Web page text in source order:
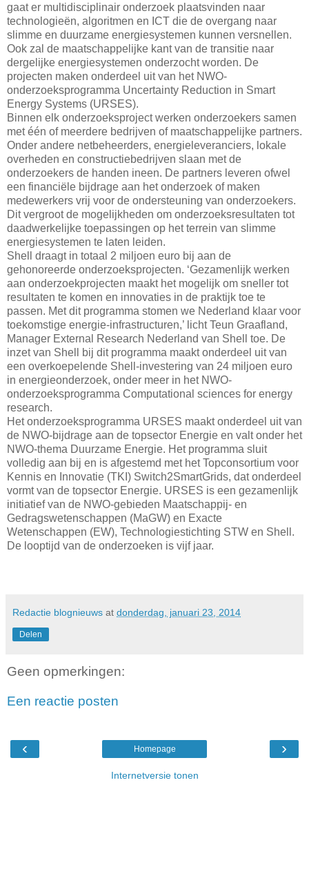
gaat er multidisciplinair onderzoek plaatsvinden naar
technologieën, algoritmen en ICT die de overgang naar
slimme en duurzame energiesystemen kunnen versnellen.
Ook zal de maatschappelijke kant van de transitie naar
dergelijke energiesystemen onderzocht worden. De
projecten maken onderdeel uit van het NWO-
onderzoeksprogramma Uncertainty Reduction in Smart
Energy Systems (URSES).
Binnen elk onderzoeksproject werken onderzoekers samen
met één of meerdere bedrijven of maatschappelijke partners.
Onder andere netbeheerders, energieleveranciers, lokale
overheden en constructiebedrijven slaan met de
onderzoekers de handen ineen. De partners leveren ofwel
een financiële bijdrage aan het onderzoek of maken
medewerkers vrij voor de ondersteuning van onderzoekers.
Dit vergroot de mogelijkheden om onderzoeksresultaten tot
daadwerkelijke toepassingen op het terrein van slimme
energiesystemen te laten leiden.
Shell draagt in totaal 2 miljoen euro bij aan de
gehonoreerde onderzoeksprojecten. ‘Gezamenlijk werken
aan onderzoekprojecten maakt het mogelijk om sneller tot
resultaten te komen en innovaties in de praktijk toe te
passen. Met dit programma stomen we Nederland klaar voor
toekomstige energie-infrastructuren,’ licht Teun Graafland,
Manager External Research Nederland van Shell toe. De
inzet van Shell bij dit programma maakt onderdeel uit van
een overkoepelende Shell-investering van 24 miljoen euro
in energieonderzoek, onder meer in het NWO-
onderzoeksprogramma Computational sciences for energy
research.
Het onderzoeksprogramma URSES maakt onderdeel uit van
de NWO-bijdrage aan de topsector Energie en valt onder het
NWO-thema Duurzame Energie. Het programma sluit
volledig aan bij en is afgestemd met het Topconsortium voor
Kennis en Innovatie (TKI) Switch2SmartGrids, dat onderdeel
vormt van de topsector Energie. URSES is een gezamenlijk
initiatief van de NWO-gebieden Maatschappij- en
Gedragswetenschappen (MaGW) en Exacte
Wetenschappen (EW), Technologiestichting STW en Shell.
De looptijd van de onderzoeken is vijf jaar.
Redactie blognieuws at donderdag, januari 23, 2014
Delen
Geen opmerkingen:
Een reactie posten
‹ ›
Homepage
Internetversie tonen